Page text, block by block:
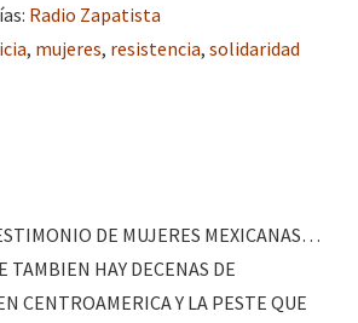
: Radio Zapatista
, mujeres, resistencia, solidaridad
DE MUJERES MEXICANAS…
TAMBIEN HAY DECENAS DE
CENTROAMERICA Y LA PESTE QUE